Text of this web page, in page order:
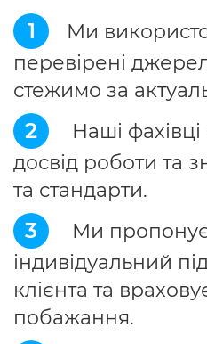
1
Ми
перевірені
стежимо за
2
Наші
досвід роботи та
та стандарти.
3
Ми
індивідуальний
клієнта та
побажання.